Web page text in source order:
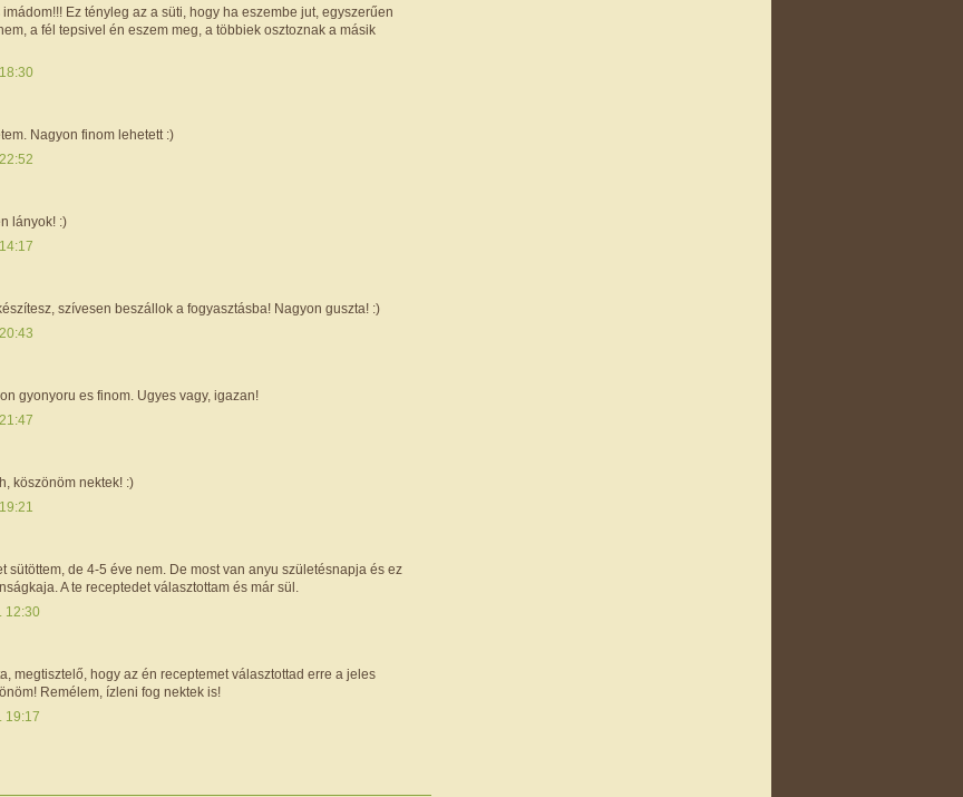
Ez tényleg az a süti, hogy ha eszembe jut, egyszerűen
a fél tepsivel én eszem meg, a többiek osztoznak a másik
Nagyon finom lehetett :)
lányok! :)
szívesen beszállok a fogyasztásba! Nagyon guszta! :)
gyonyoru es finom. Ugyes vagy, igazan!
köszönöm nektek! :)
sütöttem, de 4-5 éve nem. De most van anyu születésnapja és ez
A te receptedet választottam és már sül.
12:30
megtisztelő, hogy az én receptemet választottad erre a jeles
Remélem, ízleni fog nektek is!
19:17